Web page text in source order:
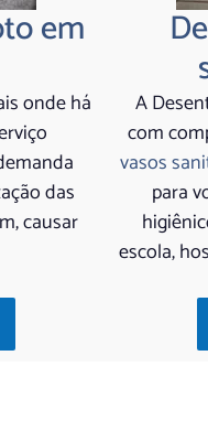
em
onde há
das
causar
A
com
vasos
para
escola,